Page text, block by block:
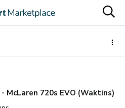
- McLaren 720s EVO (Waktins)